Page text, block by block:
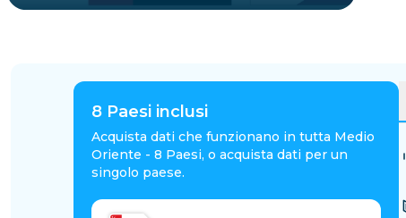
8 Paesi inclusi
Acquista dati che funzionano in tutta Medio
Oriente - 8 Paesi, o acquista dati per un
singolo paese.